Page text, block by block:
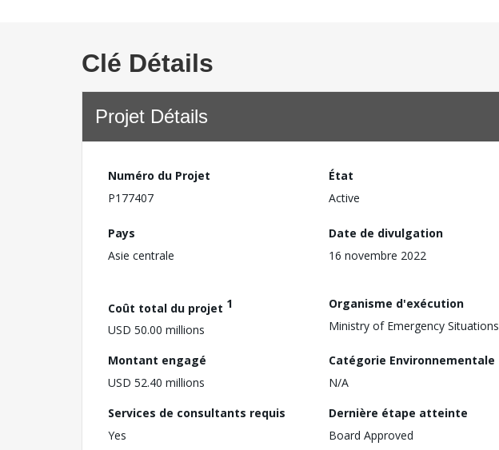
Clé Détails
Projet Détails
Numéro du Projet
P177407
État
Active
Pays
Asie centrale
Date de divulgation
16 novembre 2022
Coût total du projet 1
USD 50.00 millions
Organisme d'exécution
Ministry of Emergency Situations
Montant engagé
USD 52.40 millions
Catégorie Environnementale
N/A
Services de consultants requis
Yes
Dernière étape atteinte
Board Approved